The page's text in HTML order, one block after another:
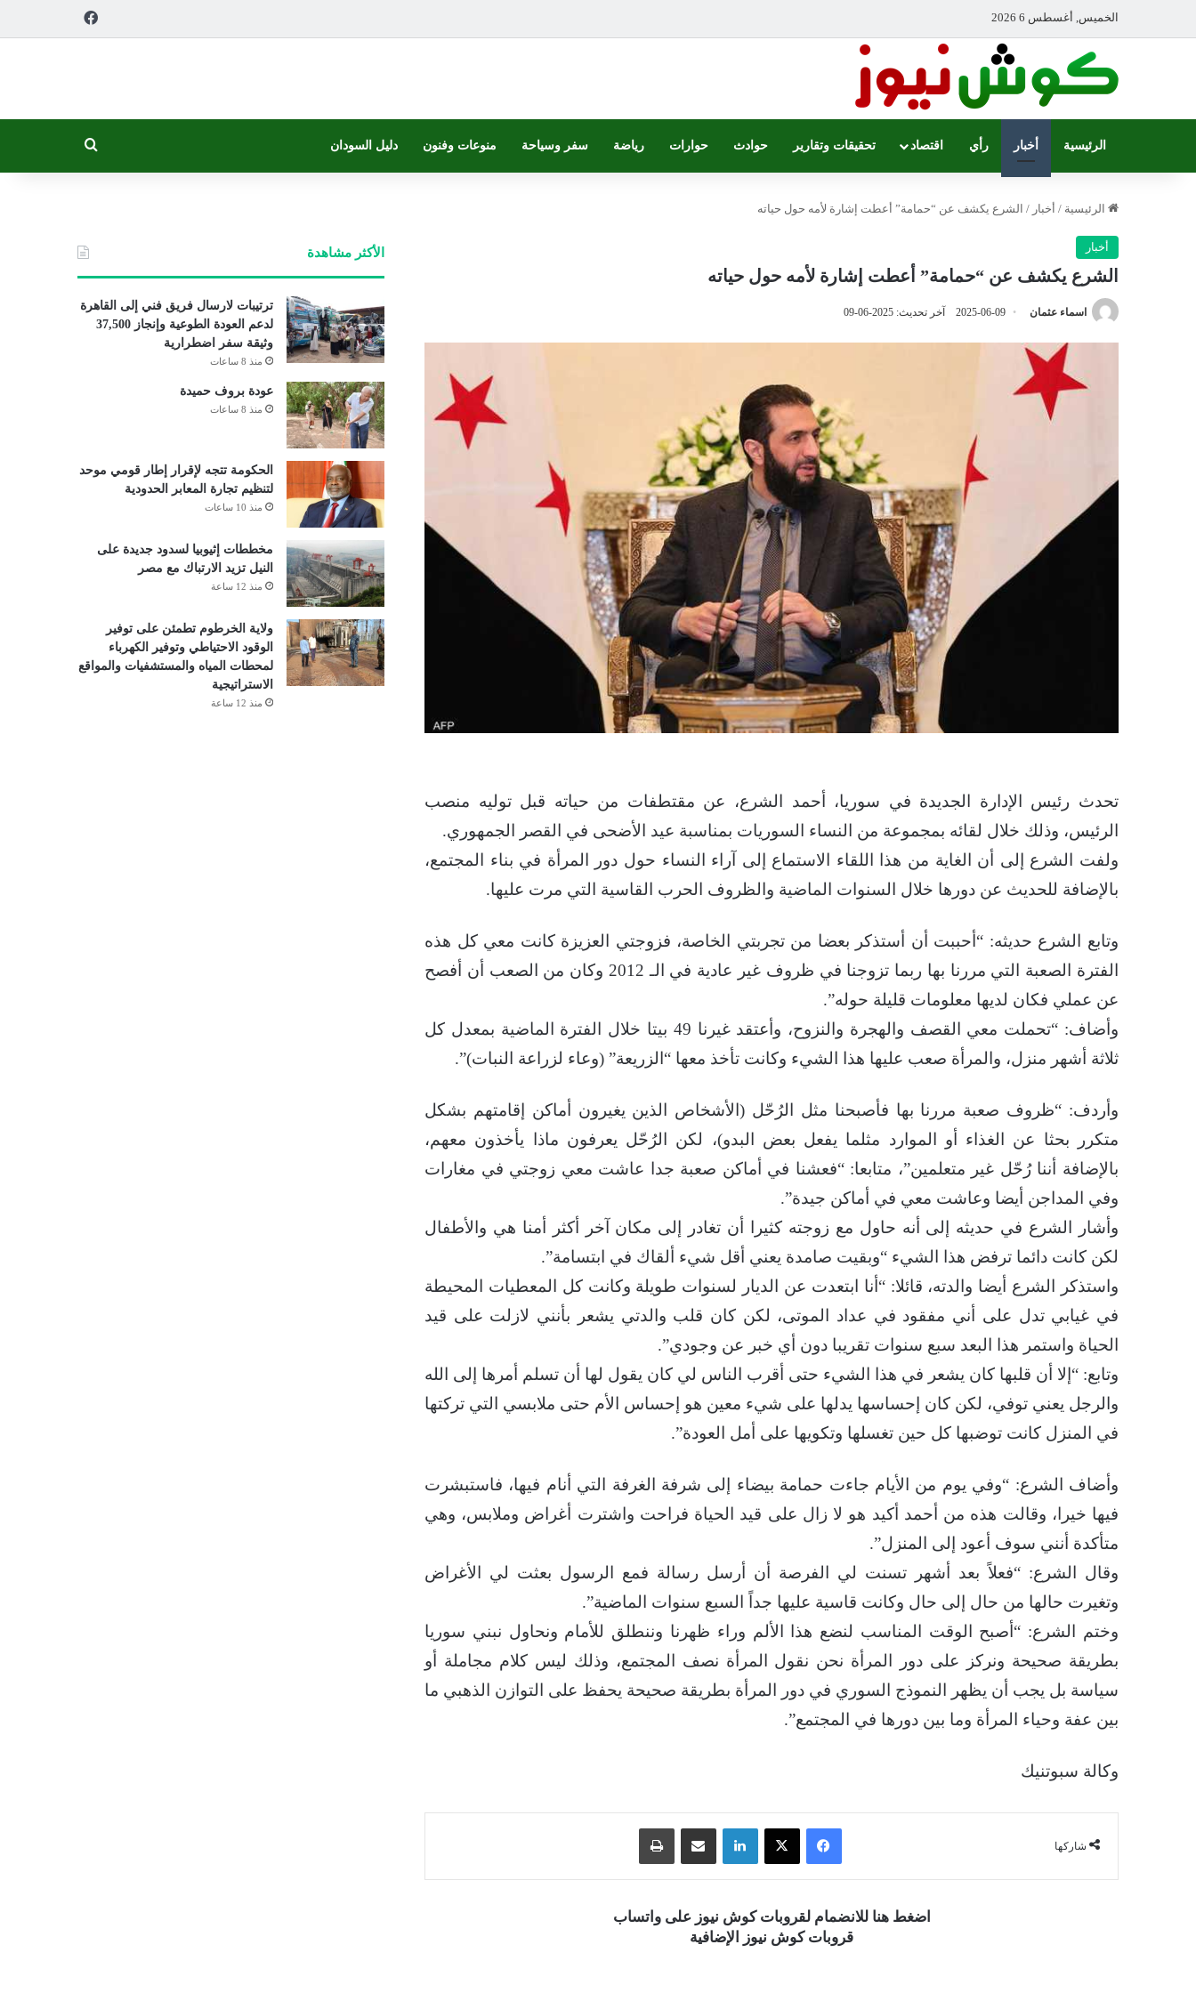
الخميس, أغسطس 6 2026
الرئيسية أخبار رأي اقتصاد تحقيقات وتقارير حوادث حوارات رياضة سفر وسياحة منوعات وفنون دليل السودان
الرئيسية / أخبار / الشرع يكشف عن “حمامة” أعطت إشارة لأمه حول حياته
أخبار
الشرع يكشف عن “حمامة” أعطت إشارة لأمه حول حياته
اسماء عثمان 2025-06-09 آخر تحديث: 2025-06-09
تحدث رئيس الإدارة الجديدة في سوريا، أحمد الشرع، عن مقتطفات من حياته قبل توليه منصب
الرئيس، وذلك خلال لقائه بمجموعة من النساء السوريات بمناسبة عيد الأضحى في القصر الجمهوري.
ولفت الشرع إلى أن الغاية من هذا اللقاء الاستماع إلى آراء النساء حول دور المرأة في بناء المجتمع،
بالإضافة للحديث عن دورها خلال السنوات الماضية والظروف الحرب القاسية التي مرت عليها.
وتابع الشرع حديثه: “أحببت أن أستذكر بعضا من تجربتي الخاصة، فزوجتي العزيزة كانت معي كل هذه
الفترة الصعبة التي مررنا بها ربما تزوجنا في ظروف غير عادية في الـ 2012 وكان من الصعب أن أفصح
عن عملي فكان لديها معلومات قليلة حوله”.
وأضاف: “تحملت معي القصف والهجرة والنزوح، وأعتقد غيرنا 49 بيتا خلال الفترة الماضية بمعدل كل
ثلاثة أشهر منزل، والمرأة صعب عليها هذا الشيء وكانت تأخذ معها “الزريعة” (وعاء لزراعة النبات)”.
وأردف: “ظروف صعبة مررنا بها فأصبحنا مثل الرُحّل (الأشخاص الذين يغيرون أماكن إقامتهم بشكل
متكرر بحثا عن الغذاء أو الموارد مثلما يفعل بعض البدو)، لكن الرُحّل يعرفون ماذا يأخذون معهم،
بالإضافة أننا رُحّل غير متعلمين”، متابعا: “فعشنا في أماكن صعبة جدا عاشت معي زوجتي في مغارات
وفي المداجن أيضا وعاشت معي في أماكن جيدة”.
وأشار الشرع في حديثه إلى أنه حاول مع زوجته كثيرا أن تغادر إلى مكان آخر أكثر أمنا هي والأطفال
لكن كانت دائما ترفض هذا الشيء “وبقيت صامدة يعني أقل شيء ألقاك في ابتسامة”.
واستذكر الشرع أيضا والدته، قائلا: “أنا ابتعدت عن الديار لسنوات طويلة وكانت كل المعطيات المحيطة
في غيابي تدل على أني مفقود في عداد الموتى، لكن كان قلب والدتي يشعر بأنني لازلت على قيد
الحياة واستمر هذا البعد سبع سنوات تقريبا دون أي خبر عن وجودي”.
وتابع: “إلا أن قلبها كان يشعر في هذا الشيء حتى أقرب الناس لي كان يقول لها أن تسلم أمرها إلى الله
والرجل يعني توفي، لكن كان إحساسها يدلها على شيء معين هو إحساس الأم حتى ملابسي التي تركتها
في المنزل كانت توضبها كل حين تغسلها وتكويها على أمل العودة”.
وأضاف الشرع: “وفي يوم من الأيام جاءت حمامة بيضاء إلى شرفة الغرفة التي أنام فيها، فاستبشرت
فيها خيرا، وقالت هذه من أحمد أكيد هو لا زال على قيد الحياة فراحت واشترت أغراض وملابس، وهي
متأكدة أنني سوف أعود إلى المنزل”.
وقال الشرع: “فعلاً بعد أشهر تسنت لي الفرصة أن أرسل رسالة فمع الرسول بعثت لي الأغراض
وتغيرت حالها من حال إلى حال وكانت قاسية عليها جداً السبع سنوات الماضية”.
وختم الشرع: “أصبح الوقت المناسب لنضع هذا الألم وراء ظهرنا وننطلق للأمام ونحاول نبني سوريا
بطريقة صحيحة ونركز على دور المرأة نحن نقول المرأة نصف المجتمع، وذلك ليس كلام مجاملة أو
سياسة بل يجب أن يظهر النموذج السوري في دور المرأة بطريقة صحيحة يحفظ على التوازن الذهبي ما
بين عفة وحياء المرأة وما بين دورها في المجتمع”.
وكالة سبوتنيك
شاركها
فيسبوك ‫X لينكدإن مشاركة عبر البريد
اضغط هنا للانضمام لقروبات كوش نيوز على واتساب
قروبات كوش نيوز الإضافية
الأكثر مشاهدة
ترتيبات لارسال فريق فني إلى القاهرة
لدعم العودة الطوعية وإنجاز 37,500
وثيقة سفر اضطرارية
منذ 8 ساعات
عودة بروف حميدة
منذ 8 ساعات
الحكومة تتجه لإقرار إطار قومي موحد
لتنظيم تجارة المعابر الحدودية
منذ 10 ساعات
مخططات إثيوبيا لسدود جديدة على
النيل تزيد الارتباك مع مصر
منذ 12 ساعة
ولاية الخرطوم تطمئن على توفير
الوقود الاحتياطي وتوفير الكهرباء
لمحطات المياه والمستشفيات والمواقع
الاستراتيجية
منذ 12 ساعة